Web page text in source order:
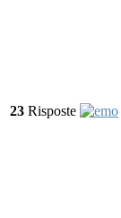
23 Risposte